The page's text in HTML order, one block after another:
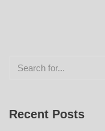
Recent Posts